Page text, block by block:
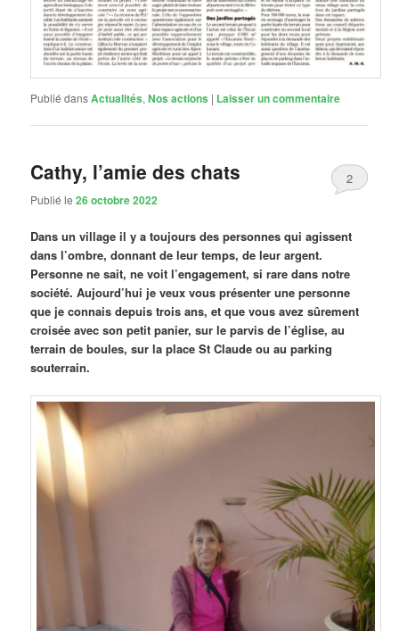
Publié dansActualités,Nos actions | Laisser un commentaire
Cathy, l’amie des chats
Publié le26 octobre 2022
2
Dans un village il y a toujours des personnes qui agissent
dans l’ombre, donnant de leur temps, de leur argent.
Personne ne sait, ne voit l’engagement, si rare dans notre
société. Aujourd’hui je veux vous présenter une personne
que je connais depuis trois ans, et que vous avez sûrement
croisée avec son petit panier, sur le parvis de l’église, au
terrain de boules, sur la place St Claude ou au parking
souterrain.